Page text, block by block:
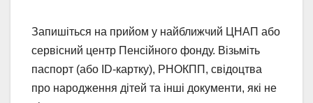
Запишіться на прийом у найближчий ЦНАП або
сервісний центр Пенсійного фонду. Візьміть
паспорт (або ID-картку), РНОКПП, свідоцтва
про народження дітей та інші документи, які не